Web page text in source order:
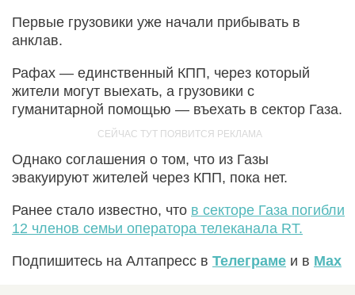
Первые грузовики уже начали прибывать в
анклав.
Рафах — единственный КПП, через который
жители могут выехать, а грузовики с
гуманитарной помощью — въехать в сектор Газа.
Однако соглашения о том, что из Газы
эвакуируют жителей через КПП, пока нет.
Ранее стало известно, что в секторе Газа погибли
12 членов семьи оператора телеканала RT.
Подпишитесь на Алтапресс в Телеграме и в Max